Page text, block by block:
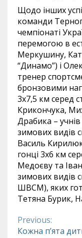
Щодо інших
команди
чемпіонаті
перемогою в
Меркушину,
“Динамо”) і
тренер
бронзовими
3х7,5 км серед
Крикончука,
Драбика –
зимових видів
Василь
гонці 3х6 км
Медоєву та
зимових видів
ШВСМ), яких
Тетяна Бурик,
Continue
Previous:
Кожна п’ята